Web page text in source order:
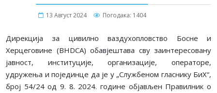
13 Август 2024 Погодака: 1404
Дирекција за цивилно ваздухопловство Босне и
Херцеговине (BHDCA) обавјештава сву заинтересовану
јавност, институције, организације, операторе,
удружења и појединце да је у „Службеном гласнику БиХ“,
број 54/24 од 9. 8. 2024. године објављен Правилник о